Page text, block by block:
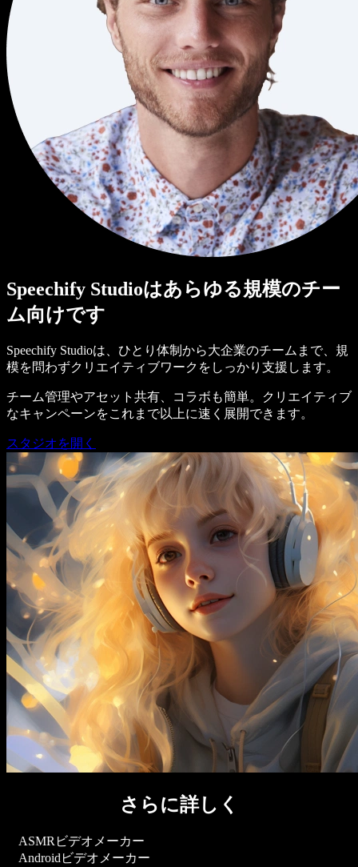
Speechify Studioはあらゆる規模のチー
ム向けです
Speechify Studioは、ひとり体制から大企業のチームまで、規
模を問わずクリエイティブワークをしっかり支援します。
チーム管理やアセット共有、コラボも簡単。クリエイティブ
なキャンペーンをこれまで以上に速く展開できます。
スタジオを開く
さらに詳しく
ASMRビデオメーカー
Androidビデオメーカー